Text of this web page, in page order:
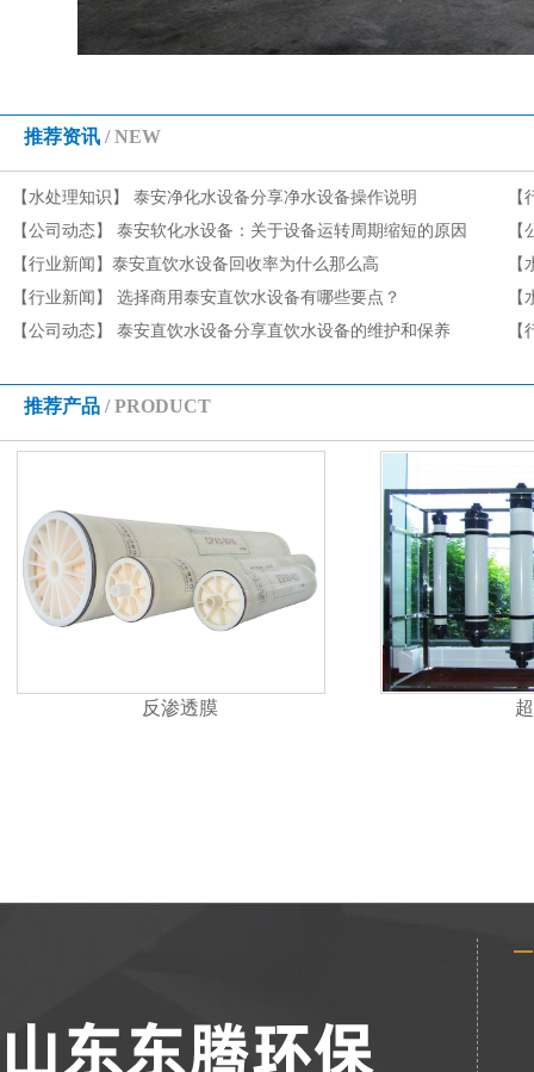
推荐资讯 / NEW
【水处理知识】 泰安净化水设备分享净水设备操作说明
【公司动态】
泰安软化水设备：关于设备运转周期缩短的原因
有哪些
收
【行业新闻】 泰安直饮水设备回收率为什么那么高
【行业新闻】
选择商用泰安直饮水设备有哪些要点？
【公司动态】
泰安直饮水设备分享直饮水设备的维护和保养
推荐产品 / PRODUCT
反渗透膜